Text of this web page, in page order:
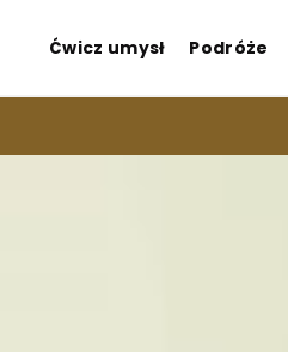
Ćwicz umysł Podróże